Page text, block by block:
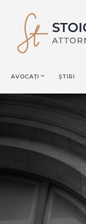
AVOCAȚI ȘTIRI